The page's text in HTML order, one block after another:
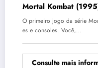
Mortal Kombat
O primeiro jogo da série
es e consoles. Você,…
Consulte mais